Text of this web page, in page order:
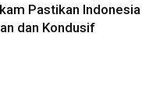
Pastikan
dan Kondusif